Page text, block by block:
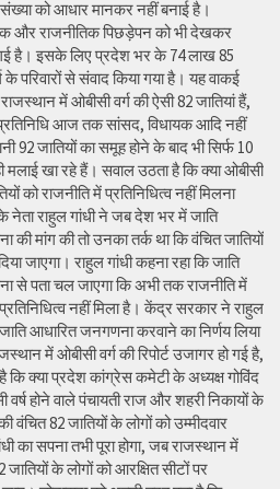
को आधार मानकर नहीं बनाई है।
और राजनीतिक पिछड़ेपन को भी देखकर
गई है। इसके लिए प्रदेश भर के 74 लाख 85
के परिवारों से संवाद किया गया है। यह वाकई
में ओबीसी वर्ग की ऐसी 82 जातियां हैं,
आज तक सांसद, विधायक आदि नहीं
92 जातियों का समूह होने के बाद भी सिर्फ 10
मलाई खा रहे हैं। सवाल उठता है कि क्या ओबीसी
को राजनीति में प्रतिनिधित्व नहीं मिलना
नेता राहुल गांधी ने जब देश भर में जाति
की मांग की तो उनका तर्क था कि वंचित जातियों
जाएगा। राहुल गांधी कहना रहा कि जाति
से पता चल जाएगा कि अभी तक राजनीति में
नहीं मिला है। केंद्र सरकार ने राहुल
आधारित जनगणना करवाने का निर्णय लिया
में ओबीसी वर्ग की रिपोर्ट उजागर हो गई है,
कि क्या प्रदेश कांग्रेस कमेटी के अध्यक्ष गोविंद
वर्ष होने वाले पंचायती राज और शहरी निकायों के
वंचित 82 जातियों के लोगों को उम्मीदवार
का सपना तभी पूरा होगा, जब राजस्थान में
जातियों के लोगों को आरक्षित सीटों पर